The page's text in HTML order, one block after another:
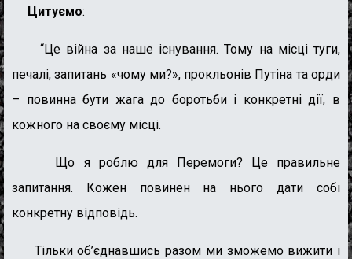
Цитуємо:
“Це війна за наше існування. Тому на місці туги,
печалі, запитань «чому ми?», прокльонів Путіна та орди
– повинна бути жага до боротьби і конкретні дії, в
кожного на своєму місці.
Що я роблю для Перемоги? Це правильне
запитання. Кожен повинен на нього дати собі
конкретну відповідь.
Тільки об’єднавшись разом ми зможемо вижити і